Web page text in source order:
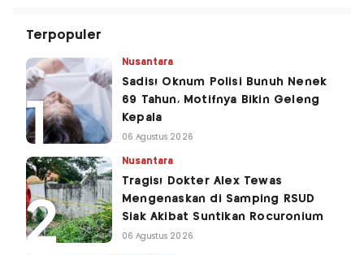
Terpopuler
Nusantara
Sadis! Oknum Polisi Bunuh Nenek
69 Tahun, Motifnya Bikin Geleng
Kepala
06 Agustus 2026
Nusantara
Tragis! Dokter Alex Tewas
Mengenaskan di Samping RSUD
Siak Akibat Suntikan Rocuronium
06 Agustus 2026